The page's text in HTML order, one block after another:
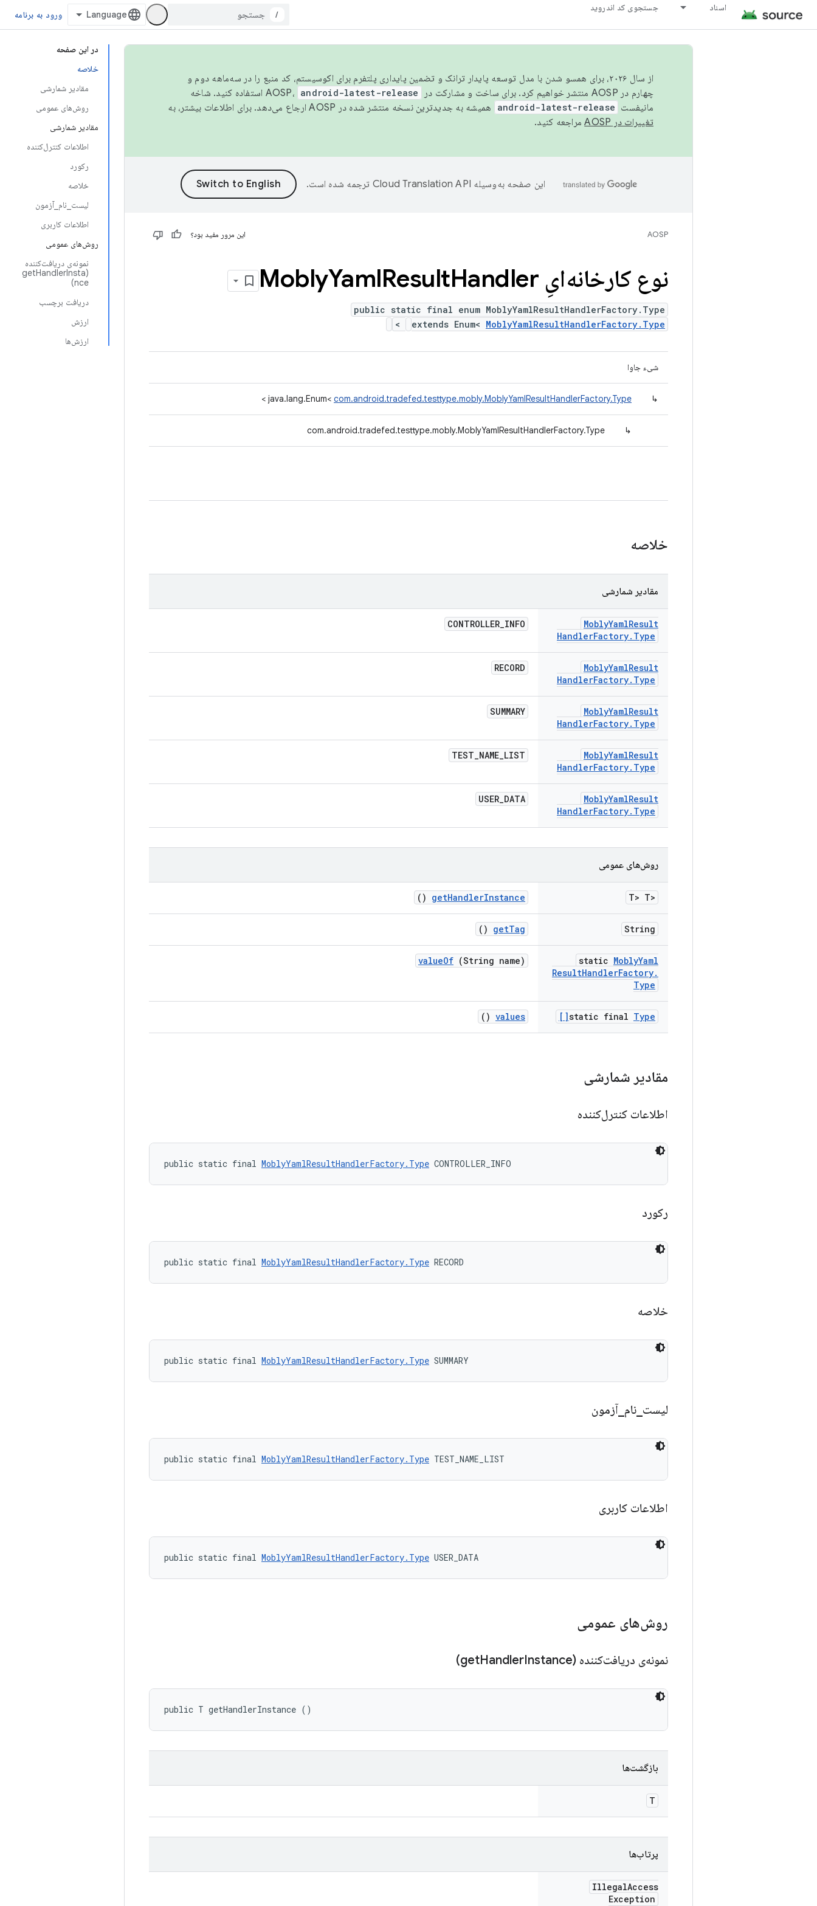
اسناد جستجوی کد اندروید
/ ورود به برنامه
در این صفحه
خلاصه
مقادیر شمارشی
روش‌های عمومی
مقادیر شمارشی
اطلاعات کنترل‌کننده
رکورد
خلاصه
لیست_نام_آزمون
اطلاعات کاربری
روش‌های عمومی
نمونه‌ی دریافت‌کننده
(getHandlerInsta
nce)
دریافت برچسب
ارزش
ارزش‌ها
از سال ۲۰۲۶، برای همسو شدن با مدل توسعه پایدار ترانک و تضمین پایداری پلتفرم برای اکوسیستم، کد منبع را در سه‌ماهه دوم و
چهارم در AOSP منتشر خواهیم کرد. برای ساخت و مشارکت در AOSP،
android-latest-release
استفاده کنید. شاخه
مانیفست android-latest-release
همیشه به جدیدترین نسخه منتشر شده در AOSP ارجاع می‌دهد. برای اطلاعات بیشتر، به
تغییرات در AOSP
مراجعه کنید.
این صفحه به‌وسیله ترجمه شده است.
AOSP این مرور مفید بود؟
نوع کارخانه‌ایِ Mobly YamlResultHandler
public static final enum MoblyYamlResultHandlerFactory.Type
extends Enum< MoblyYamlResultHandlerFactory.Type
>
شیء جاوا
↳
java.lang.Enum< com.android.tradefed.testtype.mobly.MoblyYamlResultHandlerFactory.Type
>
↳
com.android.tradefed.testtype.mobly.MoblyYamlResultHandlerFactory.Type
خلاصه
مقادیر شمارشی
MoblyYamlResult
HandlerFactory. Type
CONTROLLER_INFO
MoblyYamlResult
HandlerFactory. Type
RECORD
MoblyYamlResult
HandlerFactory. Type
SUMMARY
MoblyYamlResult
HandlerFactory. Type
TEST_NAME_LIST
MoblyYamlResult
HandlerFactory. Type
USER_DATA
روش‌های عمومی
<T> T
getHandlerInstance
()
String
getTag
()
static MoblyYaml
ResultHandlerFactory.
Type
valueOf (String name)
static final Type[]
values
()
مقادیر شمارشی
اطلاعات کنترل‌کننده
public static final MoblyYamlResultHandlerFactory.Type CONTROLLER_INFO
رکورد
public static final MoblyYamlResultHandlerFactory.Type RECORD
خلاصه
public static final MoblyYamlResultHandlerFactory.Type SUMMARY
لیست نام آزمون
public static final MoblyYamlResultHandlerFactory.Type TEST_NAME_LIST
اطلاعات کاربری
public static final MoblyYamlResultHandlerFactory.Type USER_DATA
روش‌های عمومی
نمونه‌ی دریافت‌کننده (get HandlerInstance)
public T getHandlerInstance ()
بازگشت‌ها
T
پرتاب‌ها
IllegalAccess
Exception